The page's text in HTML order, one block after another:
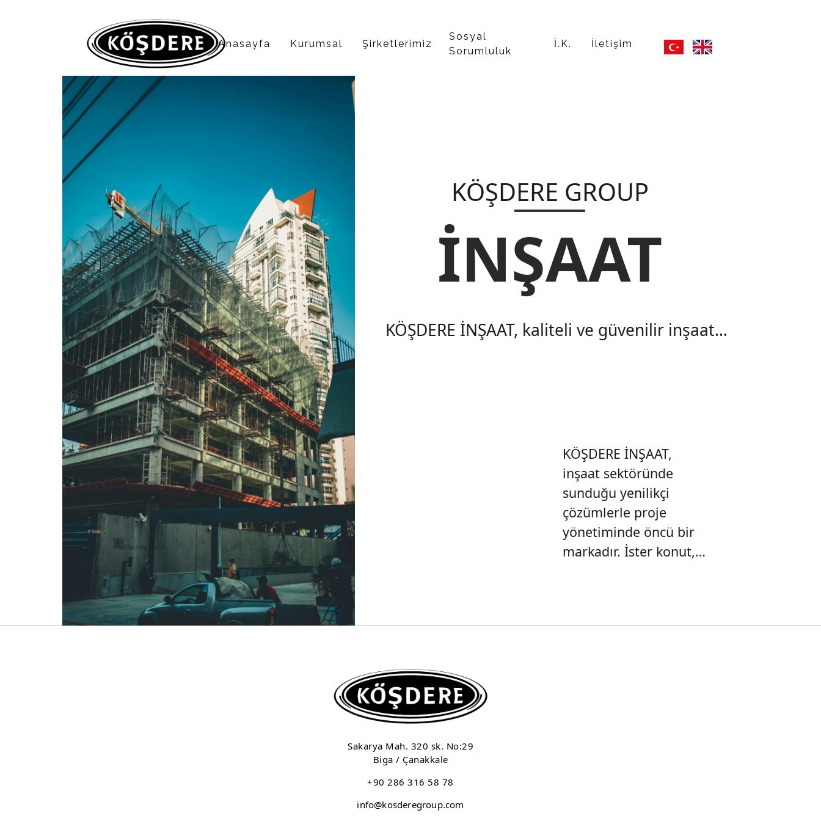
KÖŞDERE GROUP
İNŞAAT
KÖŞDERE İNŞAAT, kaliteli ve güvenilir inşaat
KÖŞDERE İNŞAAT,
inşaat sektöründe
sunduğu yenilikçi
çözümlerle proje
yönetiminde öncü bir
markadır. İster konut,
sürdürülebilir yapılar
Anasayfa Kurumsal Şirketlerimiz
Sosyal
Sorumluluk
İ.K. İletişim
Sakarya Mah. 320 sk. No:29
Biga / Çanakkale
+90 286 316 58 78
info@kosderegroup.com